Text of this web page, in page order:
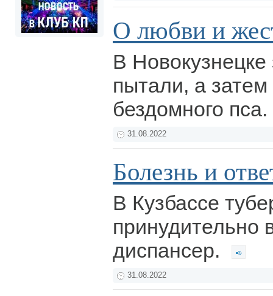
О любви и
В
пытали, а
бездомного пса.
31.08.2022
Болезнь и
В Кузбассе
принудительно
диспансер.
31.08.2022